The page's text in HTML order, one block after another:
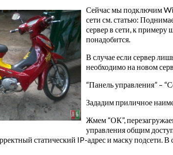
Сейчас мы подключим
сети см. статью:
сервер в сети, к примеру
понадобится.
В случае если сервер
необходимо на новом
“Панель управления” –
Зададим приличное
Жмем “ОК”,
управления общим
статический IP-адрес и маску подсети.